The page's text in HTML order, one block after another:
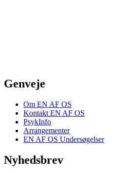
Genveje
Om EN AF OS
Kontakt EN AF OS
PsykInfo
Arrangementer
EN AF OS Undersøgelser
Nyhedsbrev